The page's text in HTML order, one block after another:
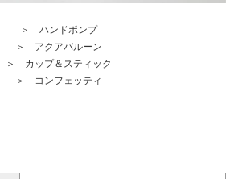
＞ ハンドポンプ
＞ アクアバルーン
＞ カップ＆スティック
＞
コンフェッティ